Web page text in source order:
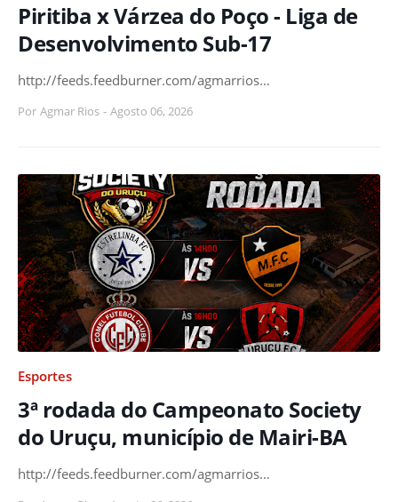
Piritiba x Várzea do Poço - Liga de
Desenvolvimento Sub-17
http://feeds.feedburner.com/agmarrios…
Por Agmar Rios - Agosto 06, 2026
Esportes
3ª rodada do Campeonato Society
do Uruçu, município de Mairi-BA
http://feeds.feedburner.com/agmarrios…